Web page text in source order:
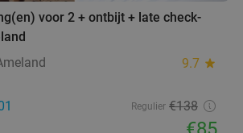
voor 2 + ontbijt + late check-
9.7 star
Regulier €138